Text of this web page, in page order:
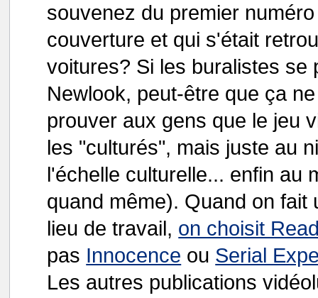
souvenez du premier
couverture et qui s'était
voitures? Si les buralistes se
Newlook, peut-être que ça
prouver aux gens que le jeu
les "culturés", mais juste au
l'échelle culturelle... enfin au
quand même). Quand on
lieu de travail, on choisit
pas Innocence ou Serial
Les autres publications